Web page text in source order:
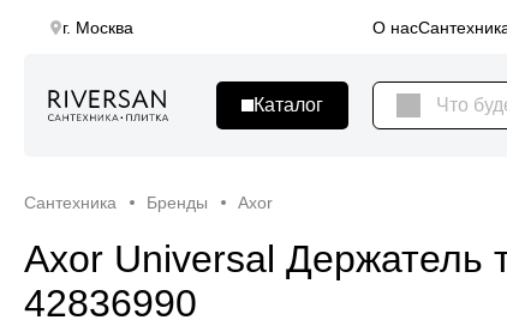
г. Москва О нас
Сантехника Бренды Axor
Axor Universal Держатель
42836990